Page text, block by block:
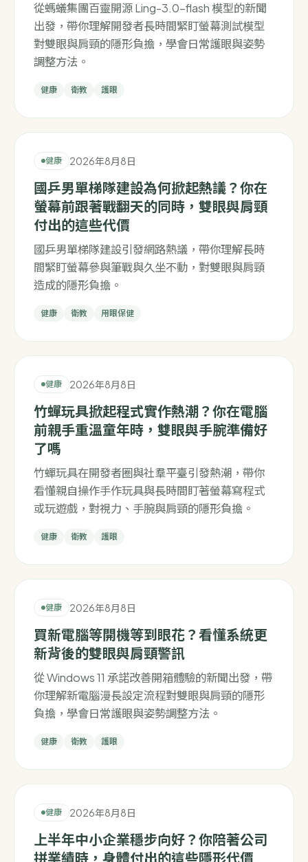
從螞蟻集團百靈開源 Ling-3.0-flash 模型的新聞
出發，帶你理解開發者長時間緊盯螢幕測試模型
對雙眼與肩頸的隱形負擔，學會日常護眼與姿勢
調整方法。
健康 衛教 護眼
健康 2026年8月8日
國乒男單梯隊建設為何掀起熱議？你在
螢幕前跟著戰翻天的同時，雙眼與肩頸
付出的這些代價
國乒男單梯隊建設引發網路熱議，帶你理解長時
間緊盯螢幕參與筆戰與久坐不動，對雙眼與肩頸
造成的隱形負擔。
健康 衛教 用眼保健
健康 2026年8月8日
竹蟬玩具掀起程式實作熱潮？你在電腦
前親手重溫童年時，雙眼與手腕準備好
了嗎
竹蟬玩具在開發者圈與社羣平臺引發熱潮，帶你
看懂親自操作手作玩具與長時間盯著螢幕寫程式
或玩遊戲，對視力、手腕與肩頸的隱形負擔。
健康 衛教 護眼
健康 2026年8月8日
買新電腦等開機等到眼花？看懂系統更
新背後的雙眼與肩頸警訊
從 Windows 11 承諾改善開箱體驗的新聞出發，帶
你理解新電腦漫長設定流程對雙眼與肩頸的隱形
負擔，學會日常護眼與姿勢調整方法。
健康 衛教 護眼
健康 2026年8月8日
上半年中小企業穩步向好？你陪著公司
拼業績時，身體付出的這些隱形代價